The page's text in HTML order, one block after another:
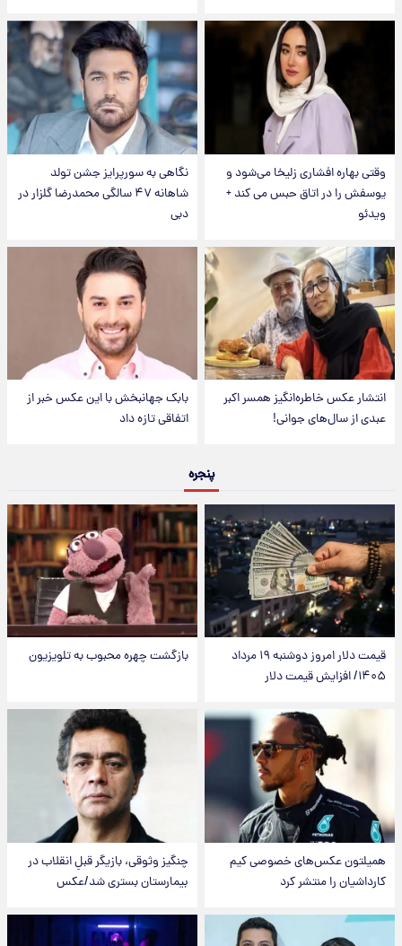
وقتی بهاره افشاری زلیخا می‌شود و
یوسفش را در اتاق حبس می کند +
ویدئو
نگاهی به سورپرایز جشن تولد
شاهانه ۴۷ سالگی محمدرضا گلزار در
دبی
انتشار عکس خاطره‌انگیز همسر اکبر
عبدی از سال‌های جوانی!
بابک جهانبخش با این عکس خبر از
اتفاقی تازه داد
پنجره
قیمت دلار امروز دوشنبه ۱۹ مرداد
۱۴۰۵/ افزایش قیمت دلار
بازگشت چهره محبوب به تلویزیون
همیلتون عکس‌های خصوصی کیم‌
کارداشیان را منتشر کرد
چنگیز وثوقی، بازیگر قبلِ انقلاب در
بیمارستان بستری شد/عکس